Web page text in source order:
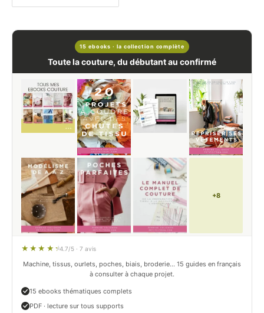
15 ebooks · la collection complète
Toute la couture, du débutant au confirmé
+8
4.7/5 · 7 avis
Machine, tissus, ourlets, poches, biais, broderie… 15 guides en français
à consulter à chaque projet.
15 ebooks thématiques complets
PDF · lecture sur tous supports